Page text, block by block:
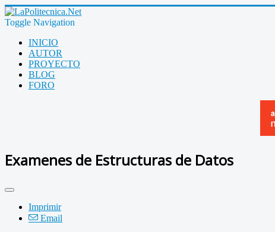
Toggle Navigation
INICIO
AUTOR
PROYECTO
BLOG
FORO
Examenes de Estructuras de Datos
Imprimir
Email